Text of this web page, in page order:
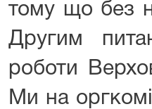
тому що без
Другим
роботи
Ми на